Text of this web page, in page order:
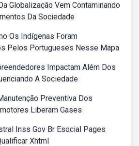
Globalização Vem Contaminando
Da Sociedade
Os Indígenas Foram
Pelos Portugueses Nesse Mapa
Impactam Além Dos
A Sociedade
Preventiva Dos
Liberam Gases
Inss Gov Br Esocial Pages
Xhtml